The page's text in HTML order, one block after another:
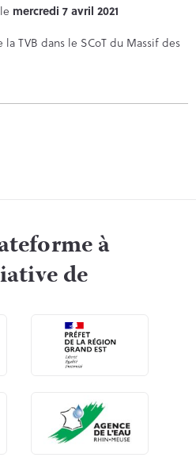
le mercredi 7 avril 2021
à
de